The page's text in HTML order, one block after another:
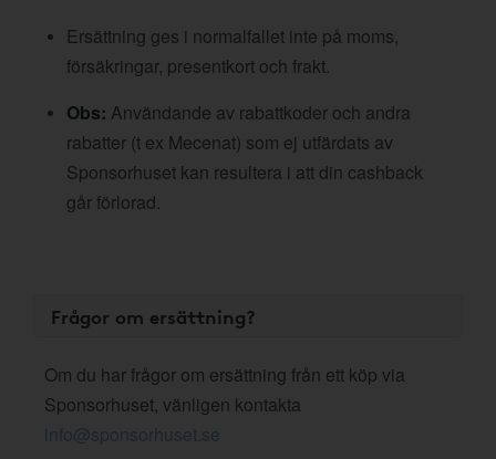
Ersättning ges i normalfallet inte på moms,
försäkringar, presentkort och frakt.
Obs: Användande av rabattkoder och andra
rabatter (t ex Mecenat) som ej utfärdats av
Sponsorhuset kan resultera i att din cashback
går förlorad.
Frågor om ersättning?
Om du har frågor om ersättning från ett köp via
Sponsorhuset, vänligen kontakta
info@sponsorhuset.se